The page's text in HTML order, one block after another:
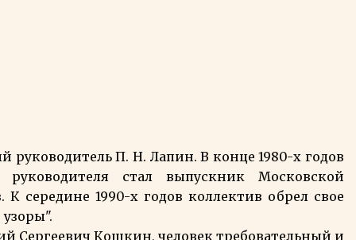
П. Н. Лапин. В конце 1980-х годов
стал выпускник Московской
середине 1990-х годов коллектив обрел свое
Сергеевич Кошкин, человек требовательный и